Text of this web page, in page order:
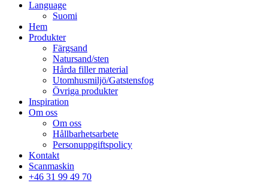
Language
Suomi
Hem
Produkter
Färgsand
Natursand/sten
Hårda filler material
Utomhusmiljö/Gatstensfog
Övriga produkter
Inspiration
Om oss
Om oss
Hållbarhetsarbete
Personuppgiftspolicy
Kontakt
Scanmaskin
+46 31 99 49 70